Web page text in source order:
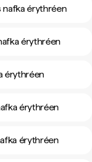
nafka érythréen
érythréen
érythréen
érythréen
érythréen